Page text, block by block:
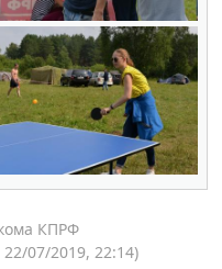
КПРФ
07/2019, 22:14)